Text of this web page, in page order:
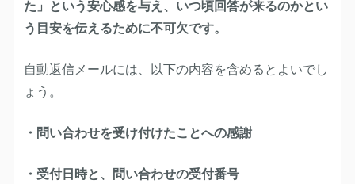
た」という安心感を与え、いつ頃回答が来るのかとい
う目安を伝えるために不可欠です。
自動返信メールには、以下の内容を含めるとよいでし
ょう。
・問い合わせを受け付けたことへの感謝
・受付日時と、問い合わせの受付番号